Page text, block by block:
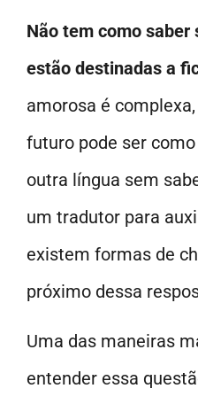
Não tem como saber
estão destinadas a
amorosa é
futuro pode ser
outra língua sem
um tradutor para
existem formas de
próximo dessa
Uma das maneiras
entender essa